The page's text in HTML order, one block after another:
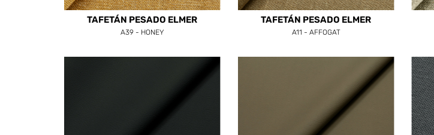
TAFETÁN PESADO ELMER
A39 - HONEY
TAFETÁN PESADO ELMER
A11 - AFFOGAT